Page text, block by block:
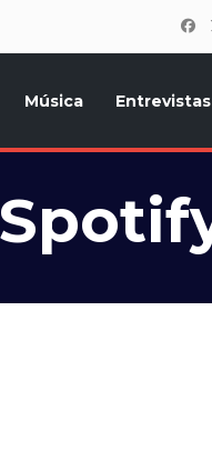
Música Entrevistas